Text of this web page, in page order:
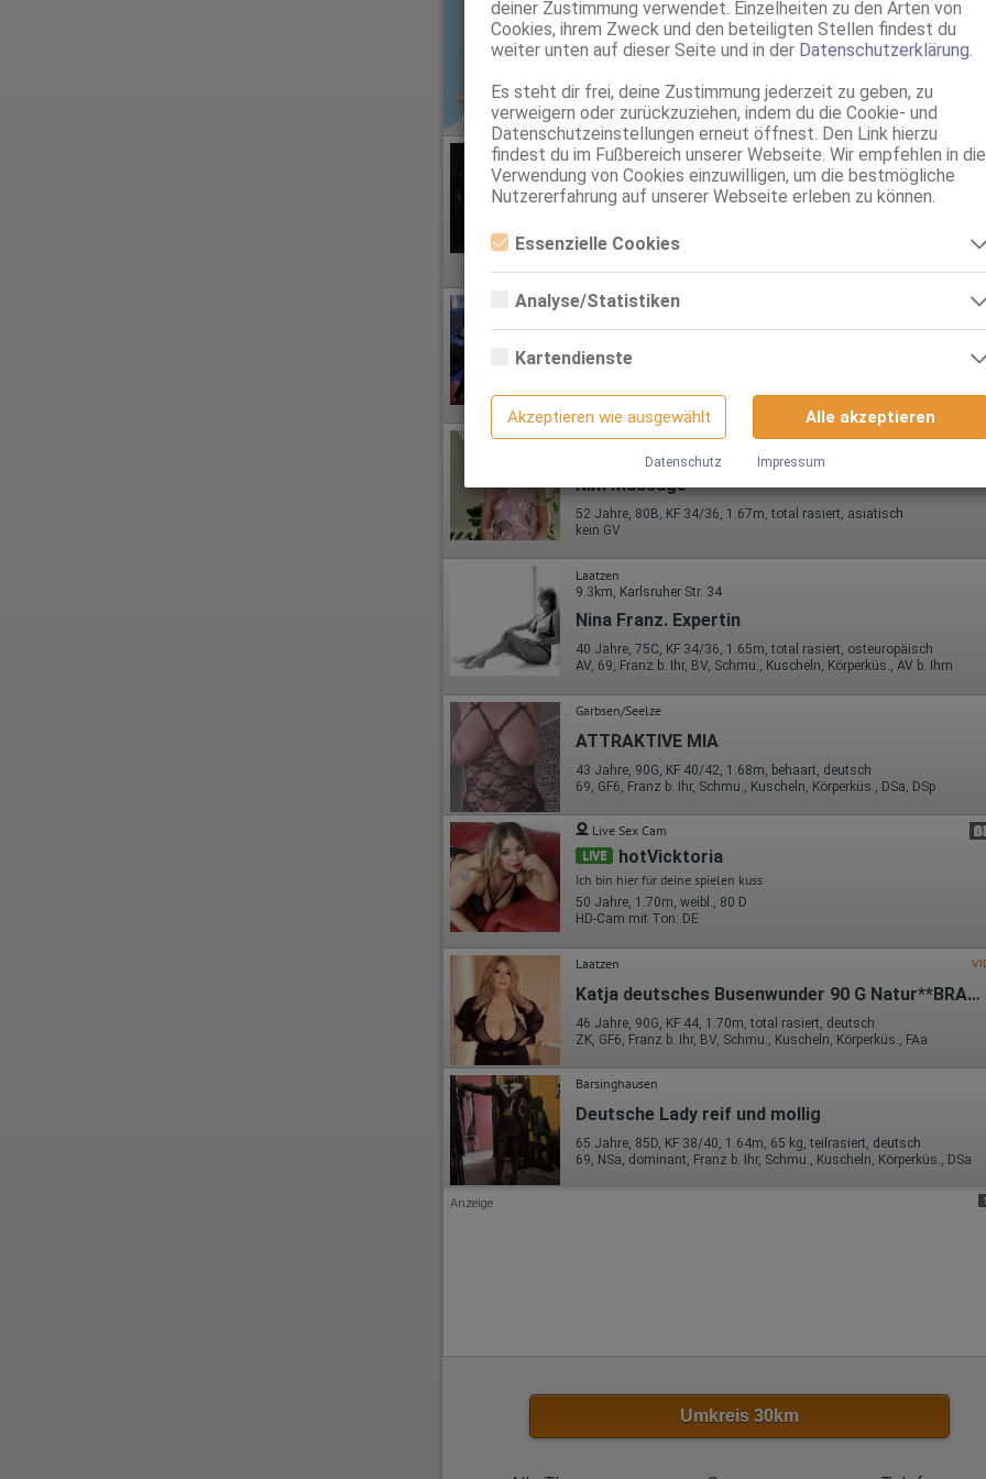
deiner Zustimmung verwendet. Einzelheiten zu den Arten von
Cookies, ihrem Zweck und den beteiligten Stellen findest du
weiter unten auf dieser Seite und in der Datenschutzerklärung.
Es steht dir frei, deine Zustimmung jederzeit zu geben, zu
verweigern oder zurückzuziehen, indem du die Cookie- und
Datenschutzeinstellungen erneut öffnest. Den Link hierzu
findest du im Fußbereich unserer Webseite. Wir empfehlen in die
Verwendung von Cookies einzuwilligen, um die bestmögliche
Nutzererfahrung auf unserer Webseite erleben zu können.
Essenzielle Cookies
Essenzielle Cookies sind alle notwendigen Cookies, die für den Betrieb
werden. Die Webseite kann ohne diese Cookies nicht richtig
Analyse/Statistiken
Analyse- bzw. Statistikcookies sind Cookies, die der Analyse der
Zugriffsstatistiken dienen. Sie helfen den Webseiten-Besitzern zu
Informationen anonym gesammelt und gemeldet werden.
Google Analytics
Wir nutzen Google Analytics, wodurch Drittanbieter-Cookies gesetzt
werden. Näheres zu Google Analytics und zu den verwendeten Cookies
sind unter folgendem Link und in der Datenschutzerklärung zu finden.
https://developers.google.com/analytics/devguides/collection/analyt
icsjs/cookie-usage?hl=de#gtagjs_google_analytics_4_-
Herausgeber:
Google Ireland Limited
Erhobene Daten:
Die erzeugten Informationen über die Benutzung unserer Webseiten
sowie die von dem Browser übermittelte IP-Adresse werden übertragen
Nutzungsprofile der Nutzer erstellt werden. Diese Informationen wird
Google gegebenenfalls auch an Dritte übertragen, sofern dies gesetzlich
vorgeschrieben wird oder, soweit Dritte diese Daten im Auftrag von
Google verarbeiten. Die IP-Adresse der Nutzer wird von Google innerhalb
von Mitgliedstaaten der Europäischen Union oder in anderen
Vertragsstaaten des Abkommens über den Europäischen
Wirtschaftsraum gekürzt, dies bedeutet, dass alle Daten anonym
erhoben werden. Nur in Ausnahmefällen wird die volle IP-Adresse an
einen Server von Google in den USA übertragen und dort gekürzt. Die von
dem Browser des Nutzers übermittelte IP-Adresse wird nicht mit anderen
Daten von Google zusammengeführt.
Erhobene Informationen zum Besucherverhalten sind folgende:
Herkunft (Land und Stadt)
Sprache
Betriebssystem
Gerät (PC, Tablet-PC oder Smartphone)
Browser und alle verwendeten Add-ons
Auflösung des Computers
Besucherquelle (Facebook, Suchmaschine oder verweisende
Webseite)
Welche Dateien wurden heruntergeladen?
Welche Videos angeschaut?
Wurden Werbebanner angeklickt?
Wohin ging der Besucher? Klickte er auf weitere Seiten des Portals
oder hat er sie komplett verlassen?
Wie lange blieb der Besucher?
eingebunden sind, von Ihnen bereitgestellte Informationen verarbeiten.
Hotjar Limited, Malta
Erhobene Daten:
Kartendienste
Wenn Sie Google Maps auf unserer Webseite nutzen, können
Informationen über Ihre Benutzung dieser Seite sowie Ihre IP-Adresse an
einen Server in den USA übertragen und auf diesem Server gespeichert
werden.
Akzeptieren wie ausgewählt Alle akzeptieren
Datenschutz Impressum
Hannover
4.1km, Beneckeallee 30
Bonni bei Passion Massage
40 Jahre, 90E(DD), KF 36, 1.63m, total rasiert, osteuropäisch
Hannover
Jessica
ZK, AV, 69, NSa, NSp, Franz b. Ihr, BV
Hannover
9.3km, Anderter Str. 86a
Kim Massage
52 Jahre, 80B, KF 34/36, 1.67m, total rasiert, asiatisch
kein GV
Laatzen
9.3km, Karlsruher Str. 34
Nina Franz. Expertin
40 Jahre, 75C, KF 34/36, 1.65m, total rasiert, osteuropäisch
AV, 69, Franz b. Ihr, BV, Schmu., Kuscheln, Körperküs., AV b. Ihm
Garbsen/Seelze
ATTRAKTIVE MIA
43 Jahre, 90G, KF 40/42, 1.68m, behaart, deutsch
69, GF6, Franz b. Ihr, Schmu., Kuscheln, Körperküs., DSa, DSp
Live Sex Cam
LIVE hotVicktoria
Ich bin hier für deine spielen kuss
50 Jahre, 1.70m, weibl., 80 D
HD-Cam mit Ton: DE
Laatzen
Katja deutsches Busenwunder 90 G Natur**BRANDNEU**
46 Jahre, 90G, KF 44, 1.70m, total rasiert, deutsch
ZK, GF6, Franz b. Ihr, BV, Schmu., Kuscheln, Körperküs., FAa
Barsinghausen
Deutsche Lady reif und mollig
65 Jahre, 85D, KF 38/40, 1.64m, 65 kg, teilrasiert, deutsch
69, NSa, dominant, Franz b. Ihr, Schmu., Kuscheln, Körperküs., DSa
Anzeige
Umkreis 30km